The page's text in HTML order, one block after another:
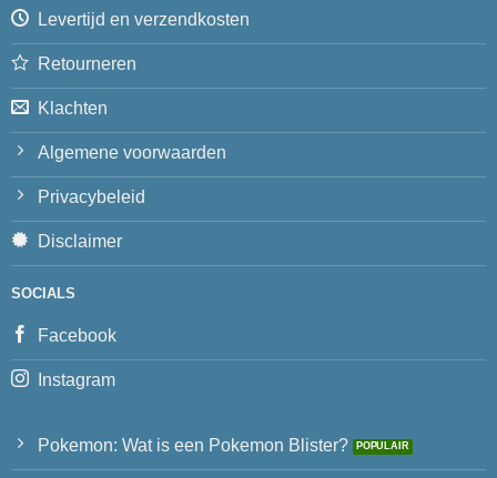
Levertijd en verzendkosten
Retourneren
Klachten
Algemene voorwaarden
Privacybeleid
Disclaimer
SOCIALS
Facebook
Instagram
Pokemon: Wat is een Pokemon Blister?